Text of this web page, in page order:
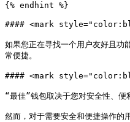
{% endhint %}
#### <mark
如果您正在寻找一个用户友好且
常便捷。
#### <mark
“最佳”钱包取决于您对安全性、便
然而，对于需要安全和便捷操作